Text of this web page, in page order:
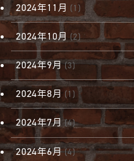
2024年11月 (1)
2024年10月 (2)
2024年9月(3)
2024年8月 (1)
2024年7月 (4)
2024年6月(4)